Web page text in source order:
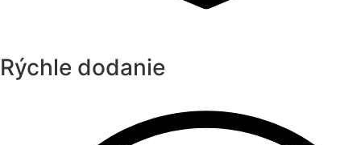
Rýchle dodanie